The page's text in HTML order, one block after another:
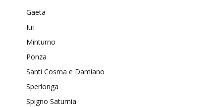
Gaeta
Itri
Minturno
Ponza
Santi Cosma e Damiano
Sperlonga
Spigno Saturnia